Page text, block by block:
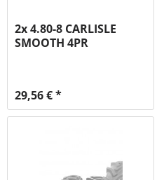
2x 4.80-8 CARLISLE
SMOOTH 4PR
29,56 € *